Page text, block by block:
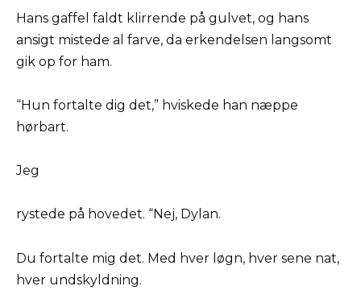
Hans gaffel faldt klirrende på gulvet, og hans
ansigt mistede al farve, da erkendelsen langsomt
gik op for ham.
“Hun fortalte dig det,” hviskede han næppe
hørbart.
Jeg
rystede på hovedet. “Nej, Dylan.
Du fortalte mig det. Med hver løgn, hver sene nat,
hver undskyldning.